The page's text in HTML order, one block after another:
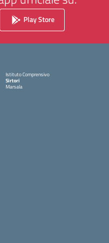
Play Store
Istituto Comprensivo
Sirtori
Marsala